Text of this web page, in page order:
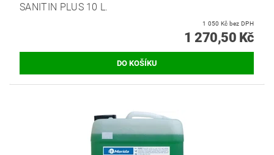
SANITIN PLUS 10 L.
1 050 Kč bez DPH
1 270,50 Kč